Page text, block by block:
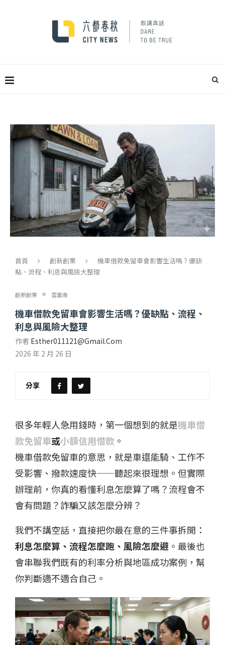
首頁 創新創業
機車借款免留車會影響生活嗎？優缺
點、流程、利息與風險大整理
創新創業 雲嘉南
機車借款免留車會影響生活嗎？優缺點、流程、
利息與風險大整理
作者 Esther011121@gmail.com
2026 年 2 月 26 日
分享
很多年輕人急用錢時，第一個想到的就是機車借
款免留車或小額信用借款 。
機車借款免留車的意思，就是車還能騎、工作不
受影響、撥款速度快——聽起來很理想。但實際
辦理前，你真的看懂利息怎麼算了嗎？流程會不
會有問題？詐騙又該怎麼分辨？
我們不講空話，直接把你最在意的三件事拆開：
利息怎麼算、流程怎麼跑、風險怎麼避 。最後也
會串聯我們既有的利率分析與地區成功案例，幫
你判斷適不適合自己。